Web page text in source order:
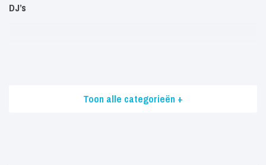
DJ’s
Toon alle categorieën +